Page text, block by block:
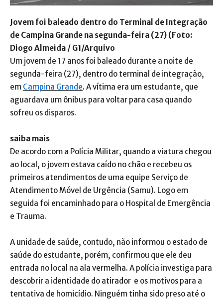
Jovem foi baleado dentro do Terminal de Integração
de Campina Grande na segunda-feira (27) (Foto:
Diogo Almeida / G1/Arquivo
Um jovem de 17 anos foi baleado durante a noite de
segunda-feira (27), dentro do terminal de integração,
em Campina Grande. A vítima era um estudante, que
aguardava um ônibus para voltar para casa quando
sofreu os disparos.
saiba mais
De acordo com a Polícia Militar, quando a viatura chegou
ao local, o jovem estava caído no chão e recebeu os
primeiros atendimentos de uma equipe Serviço de
Atendimento Móvel de Urgência (Samu). Logo em
seguida foi encaminhado para o Hospital de Emergência
e Trauma.
A unidade de saúde, contudo, não informou o estado de
saúde do estudante, porém, confirmou que ele deu
entrada no local na ala vermelha. A polícia investiga para
descobrir a identidade do atirador e os motivos para a
tentativa de homicídio. Ninguém tinha sido preso até o